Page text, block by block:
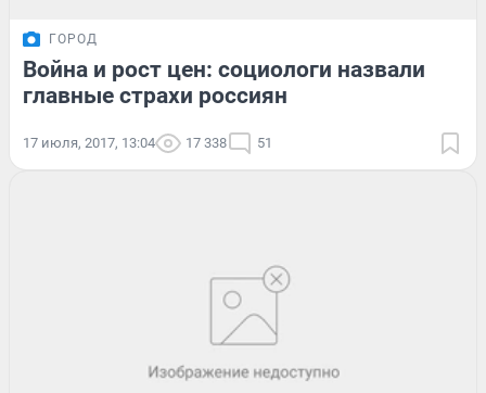
ГОРОД
Война и рост цен: социологи назвали
главные страхи россиян
17 июля, 2017, 13:04 17 338 51